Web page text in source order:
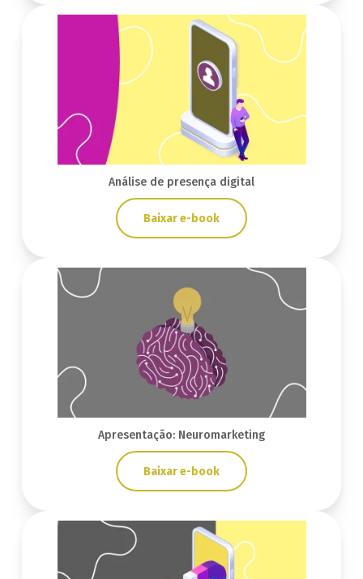
Análise de presença digital
Baixar e-book
Apresentação: Neuromarketing
Baixar e-book